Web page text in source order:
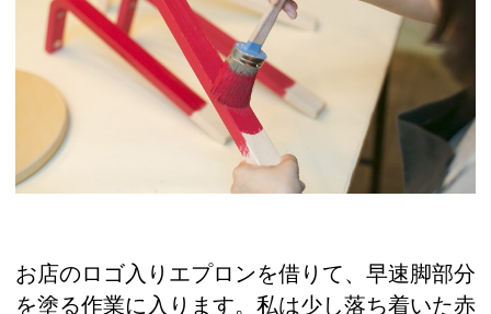
お店のロゴ入りエプロンを借りて、早速脚部分
を塗る作業に入ります。私は少し落ち着いた赤